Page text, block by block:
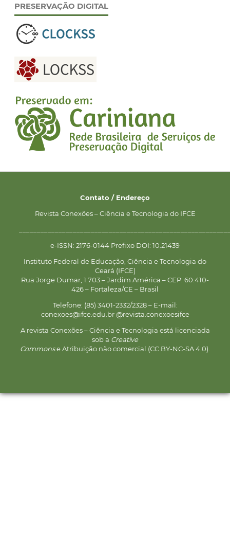
PRESERVAÇÃO DIGITAL
Contato / Endereço
Revista Conexões – Ciência e Tecnologia do IFCE
e-ISSN: 2176-0144 Prefixo DOI: 10.21439
Instituto Federal de Educação, Ciência e Tecnologia do
Ceará (IFCE)
Rua Jorge Dumar, 1.703 – Jardim América – CEP: 60.410-
426 – Fortaleza/CE – Brasil
Telefone: (85) 3401-2332/2328 – E-mail:
conexoes@ifce.edu.br @revista.conexoesifce
A revista Conexões – Ciência e Tecnologia está licenciada
sob a Creative
Commonse Atribuição não comercial (CC BY-NC-SA 4.0).